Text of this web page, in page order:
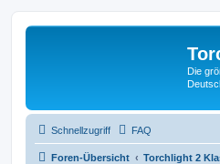
Die
Schnellzugriff FAQ
Foren-Übersicht Torchlight 2